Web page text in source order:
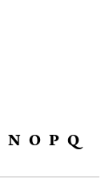
N O P Q